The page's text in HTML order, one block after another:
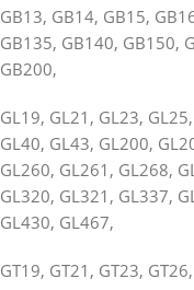
GB13, GB14, GB15,
GB135, GB140, GB150,
GB200,
GL19, GL21, GL23,
GL40, GL43, GL200,
GL260, GL261, GL268,
GL320, GL321, GL337,
GL430, GL467,
GT19, GT21, GT23,